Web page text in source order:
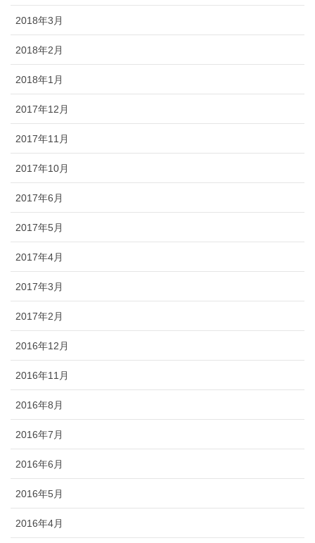
2018年3月
2018年2月
2018年1月
2017年12月
2017年11月
2017年10月
2017年6月
2017年5月
2017年4月
2017年3月
2017年2月
2016年12月
2016年11月
2016年8月
2016年7月
2016年6月
2016年5月
2016年4月